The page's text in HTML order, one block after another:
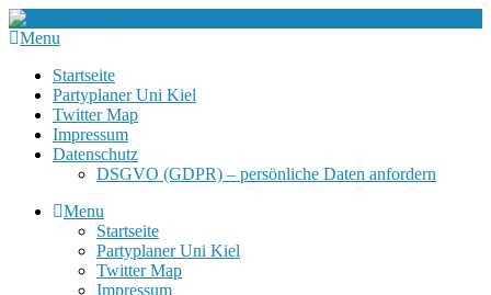
Menu
Startseite
Partyplaner Uni Kiel
Twitter Map
Impressum
Datenschutz
DSGVO (GDPR) – persönliche Daten anfordern
Menu
Startseite
Partyplaner Uni Kiel
Twitter Map
Impressum